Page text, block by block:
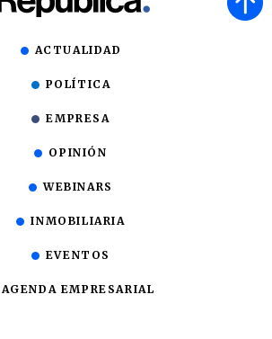
ACTUALIDAD
POLÍTICA
EMPRESA
OPINIÓN
WEBINARS
INMOBILIARIA
EVENTOS
AGENDA EMPRESARIAL